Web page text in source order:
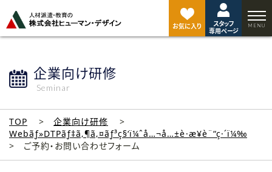
お気に入り
スタッフ
専用ページ
企業向け研修
Seminar
TOP
企業向け研修
Webãƒ»DTPãƒ‡ã‚¶ã‚¤ãƒ³ç§‘ï¼ˆå…¬å…±è·æ¥­è¨“ç·´ï¼‰
ご予約・お問い合わせフォーム
ジ
ト